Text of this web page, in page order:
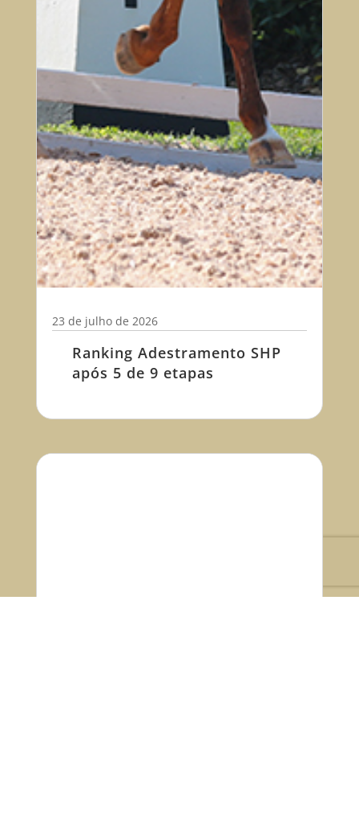
Ranking Adestramento SHP
após 5 de 9 etapas
23 de julho de 2026